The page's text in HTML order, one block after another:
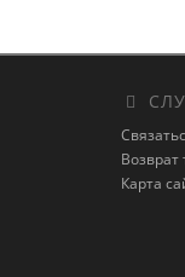
Возврат
Карта